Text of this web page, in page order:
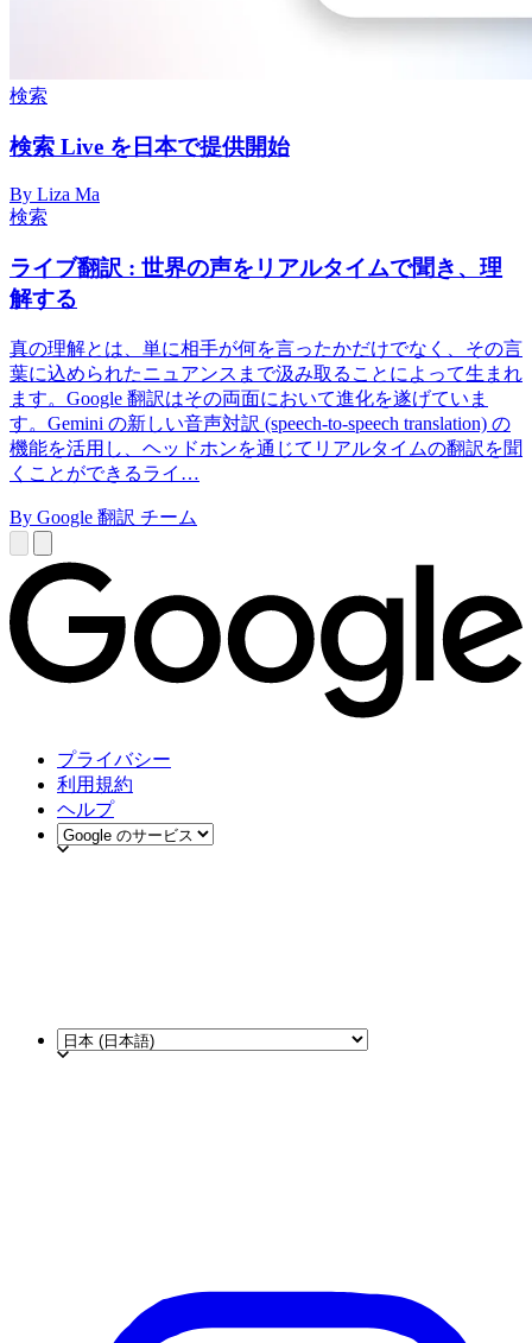
検索
検索 Live を日本で提供開始
By Liza Ma
検索
ライブ翻訳 : 世界の声をリアルタイムで聞き、理
解する
真の理解とは、単に相手が何を言ったかだけでなく、その言
葉に込められたニュアンスまで汲み取ることによって生まれ
ます。Google 翻訳はその両面において進化を遂げていま
す。Gemini の新しい音声対訳 (speech-to-speech translation) の
機能を活用し、ヘッドホンを通じてリアルタイムの翻訳を聞
くことができるライ…
By Google 翻訳 チーム
プライバシー
利用規約
ヘルプ